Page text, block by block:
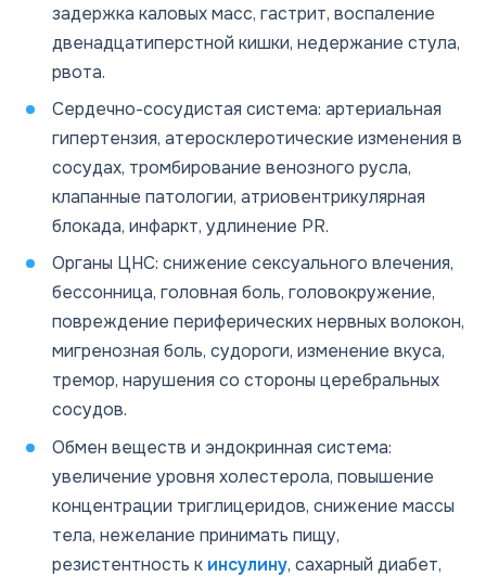
задержка каловых масс, гастрит, воспаление
двенадцатиперстной кишки, недержание стула,
рвота.
Сердечно-сосудистая система: артериальная
гипертензия, атеросклеротические изменения в
сосудах, тромбирование венозного русла,
клапанные патологии, атриовентрикулярная
блокада, инфаркт, удлинение PR.
Органы ЦНС: снижение сексуального влечения,
бессонница, головная боль, головокружение,
повреждение периферических нервных волокон,
мигренозная боль, судороги, изменение вкуса,
тремор, нарушения со стороны церебральных
сосудов.
Обмен веществ и эндокринная система:
увеличение уровня холестерола, повышение
концентрации триглицеридов, снижение массы
тела, нежелание принимать пищу,
резистентность к инсулину, сахарный диабет,